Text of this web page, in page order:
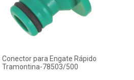
Conector para Engate Rápido
Tramontina-78503/500